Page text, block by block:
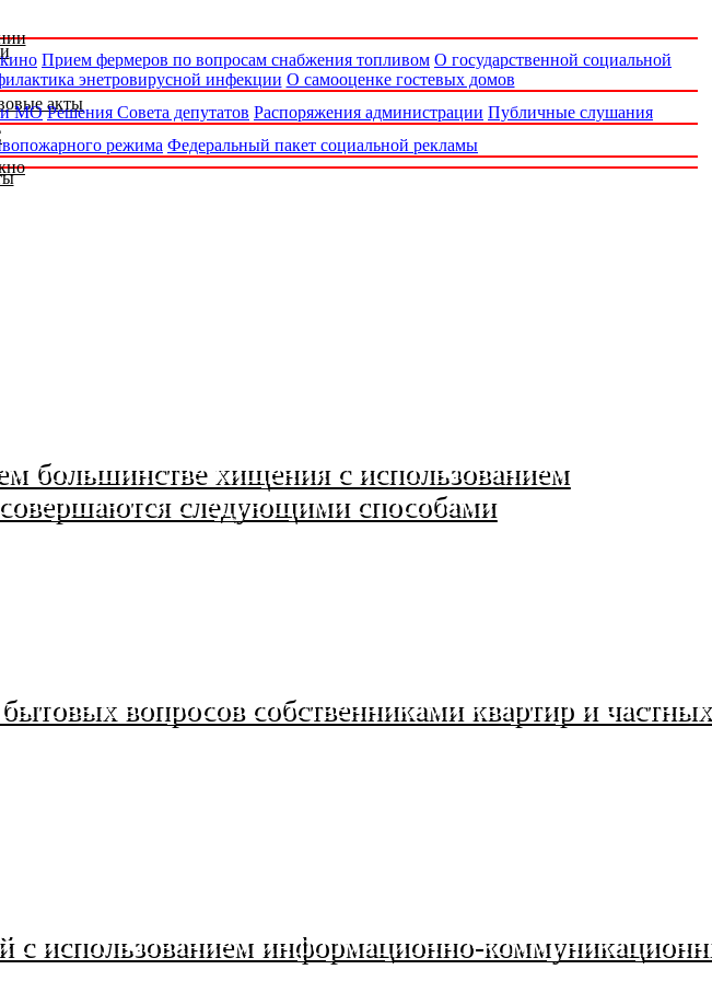
Прием фермеров по вопросам снабжения топливом О государственной социальной
энетровирусной инфекции О самооценке гостевых домов
акты
МО Решения Совета депутатов Распоряжения администрации Публичные слушания
режима Федеральный пакет социальной рекламы
большинстве хищения с использованием
следующими способами
вопросов собственниками квартир и частных
с использованием информационно-